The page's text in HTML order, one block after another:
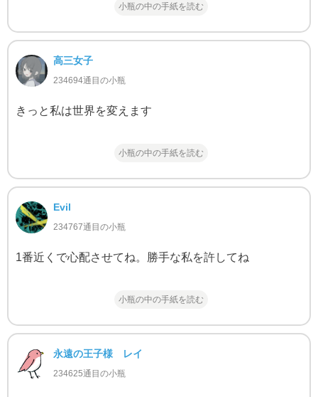
小瓶の中の手紙を読む
高三女子
234694通目の小瓶
きっと私は世界を変えます
小瓶の中の手紙を読む
Evil
234767通目の小瓶
1番近くで心配させてね。勝手な私を許してね
小瓶の中の手紙を読む
永遠の王子様 レイ
234625通目の小瓶